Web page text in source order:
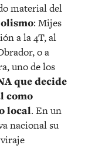
material del
: Mijes
a la 4T, al
o a
uno de los
que decide
como
local. En un
nacional su